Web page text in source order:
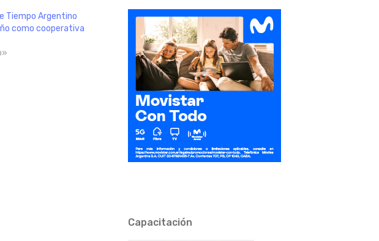
Tiempo Argentino
como cooperativa
Capacitación